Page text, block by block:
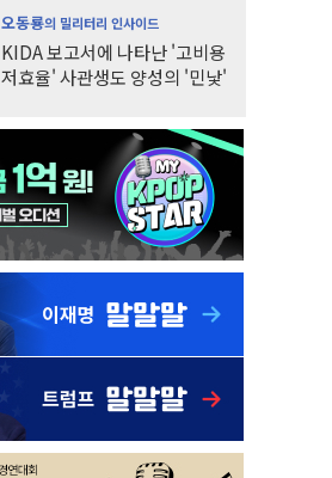
오동룡의 밀리터리 인사이드
KIDA 보고서에 나타난 '고비용
저효율' 사관생도 양성의 '민낯'